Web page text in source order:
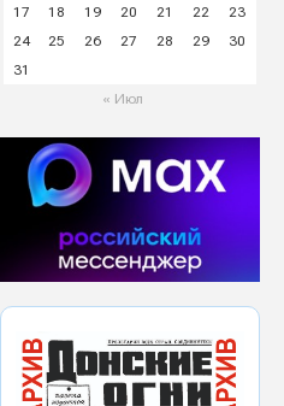
17
18 19 20 21 22
23
24
25 26 27 28 29
30
31
« Июл